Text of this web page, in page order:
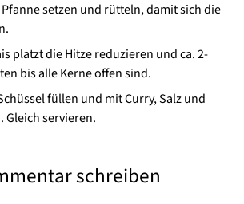
setzen und rütteln, damit sich die
platzt die Hitze reduzieren und ca. 2-
bis alle Kerne offen sind.
füllen und mit Curry, Salz und
Gleich servieren.
schreiben